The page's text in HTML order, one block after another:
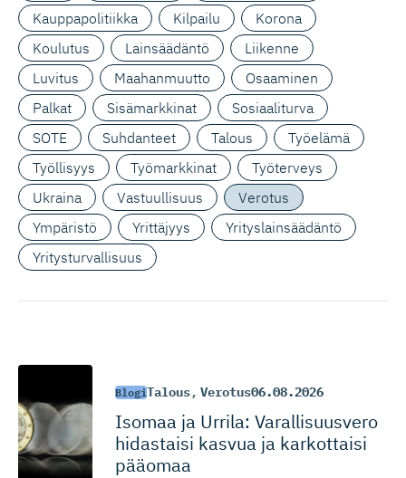
Kauppapolitiikka
Kilpailu
Korona
Koulutus
Lainsäädäntö
Liikenne
Luvitus
Maahanmuutto
Osaaminen
Palkat
Sisämarkkinat
Sosiaaliturva
SOTE
Suhdanteet Talous
Työelämä
Työllisyys
Työmarkkinat
Työterveys
Ukraina
Vastuullisuus
Verotus
Ympäristö
Yrittäjyys
Yrityslainsäädäntö
Yritysturvallisuus
BlogiTalous, Verotus06.08.2026
Isomaa ja Urrila: Varallisuusvero
hidastaisi kasvua ja karkottaisi
pääomaa